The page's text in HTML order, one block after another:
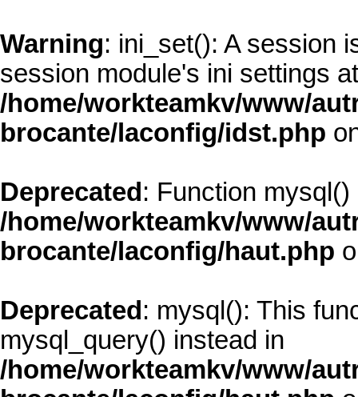
Warning: ini_set(): A session
session module's ini settings
/home/workteamkv/www/
brocante/laconfig/idst.php
Deprecated : Function
/home/workteamkv/www/
brocante/laconfig/haut.php
Deprecated : mysql(): This
mysql_query() instead in
/home/workteamkv/www/